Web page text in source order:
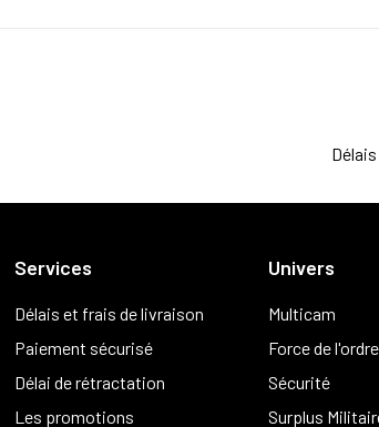
Services
Délais et frais de livraison
Paiement sécurisé
Délai de rétractation
Les promotions
Univers
Multicam
Force de l'ordre
Sécurité
Surplus